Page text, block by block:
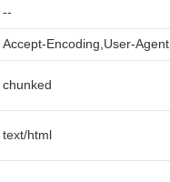
--
Accept-Encoding,User-Agent
chunked
text/html